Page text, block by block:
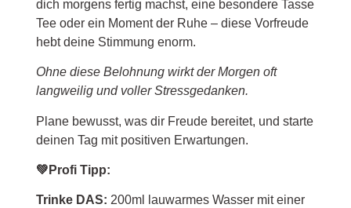
dich morgens fertig machst, eine besondere Tasse
Tee oder ein Moment der Ruhe – diese Vorfreude
hebt deine Stimmung enorm.
Ohne diese Belohnung wirkt der Morgen oft
langweilig und voller Stressgedanken.
Plane bewusst, was dir Freude bereitet, und starte
deinen Tag mit positiven Erwartungen.
💚Profi Tipp:
Trinke DAS: 200ml lauwarmes Wasser mit einer